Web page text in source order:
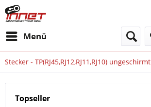
Menü
Stecker - TP(RJ45,RJ12,RJ11,RJ10) ungeschirmt
Topseller